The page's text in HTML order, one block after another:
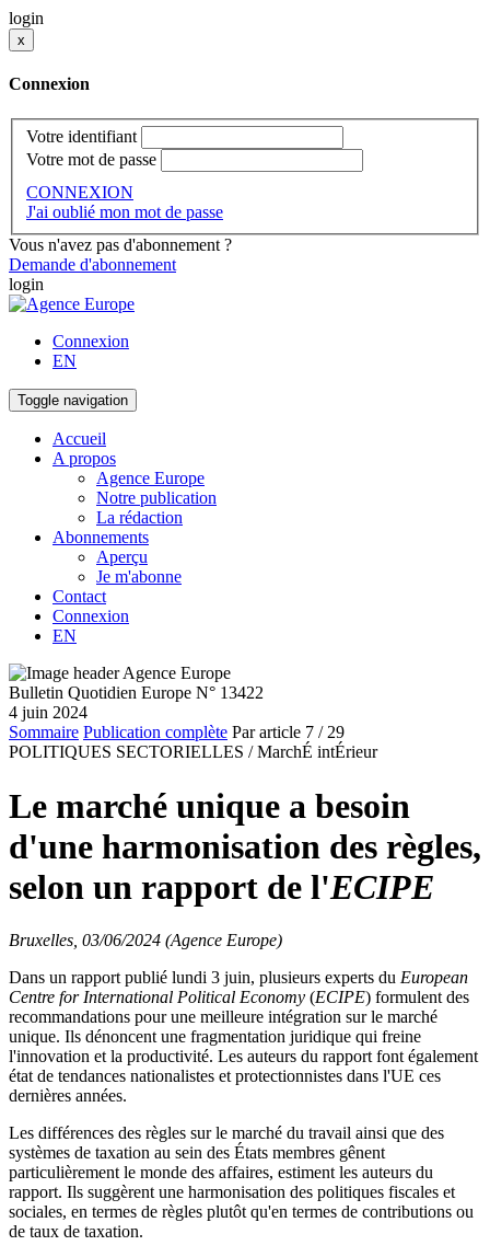
login
x
Connexion
Votre identifiant
Votre mot de passe
CONNEXION
J'ai oublié mon mot de passe
Vous n'avez pas d'abonnement ?
Demande d'abonnement
login
Connexion
EN
Toggle navigation
Accueil
A propos
Agence Europe
Notre publication
La rédaction
Abonnements
Aperçu
Je m'abonne
Contact
Connexion
EN
Bulletin Quotidien Europe N° 13422
4 juin 2024
Sommaire Publication complète Par article 7 / 29
POLITIQUES SECTORIELLES / MarchÉ intÉrieur
Le marché unique a besoin
d'une harmonisation des règles,
selon un rapport de l'ECIPE
Bruxelles, 03/06/2024 (Agence Europe)
Dans un rapport publié lundi 3 juin, plusieurs experts du European
Centre for International Political Economy (ECIPE) formulent des
recommandations pour une meilleure intégration sur le marché
unique. Ils dénoncent une fragmentation juridique qui freine
l'innovation et la productivité. Les auteurs du rapport font également
état de tendances nationalistes et protectionnistes dans l'UE ces
dernières années.
Les différences des règles sur le marché du travail ainsi que des
systèmes de taxation au sein des États membres gênent
particulièrement le monde des affaires, estiment les auteurs du
rapport. Ils suggèrent une harmonisation des politiques fiscales et
sociales, en termes de règles plutôt qu'en termes de contributions ou
de taux de taxation.